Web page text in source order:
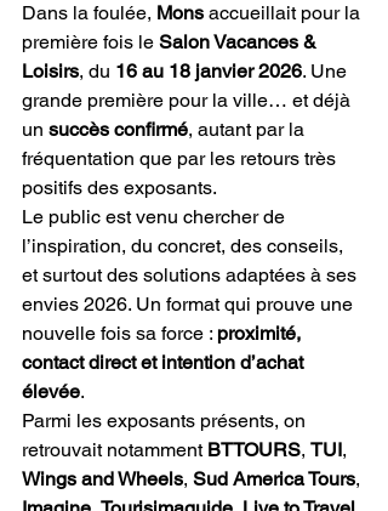
Dans la foulée, Mons accueillait pour la
première fois le Salon Vacances &
Loisirs, du 16 au 18 janvier 2026. Une
grande première pour la ville… et déjà
un succès confirmé, autant par la
fréquentation que par les retours très
positifs des exposants.
Le public est venu chercher de
l’inspiration, du concret, des conseils,
et surtout des solutions adaptées à ses
envies 2026. Un format qui prouve une
nouvelle fois sa force : proximité,
contact direct et intention d’achat
élevée.
Parmi les exposants présents, on
retrouvait notamment BTTOURS, TUI,
Wings and Wheels, Sud America Tours,